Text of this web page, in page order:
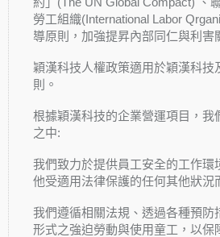
勞工組織(International Labor
導原則，加強提昇內部同仁與利害
穎漢科技人權政策適用於穎漢科
則。
根據穎漢科技的企業營運項目，
之中:
我們致力於提供員工安全的工作
他受適用法律保護的任何其他狀況
我們遵循相關法規、透過各種預
形式之強迫勞動與使用童工，以保